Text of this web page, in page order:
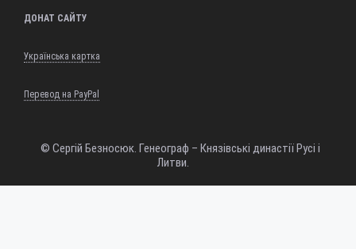
ДОНАТ САЙТУ
Українська картка
Перевод на PayPal
© Сергій Безносюк. Генеограф – Князівські династії Русі і
Литви.